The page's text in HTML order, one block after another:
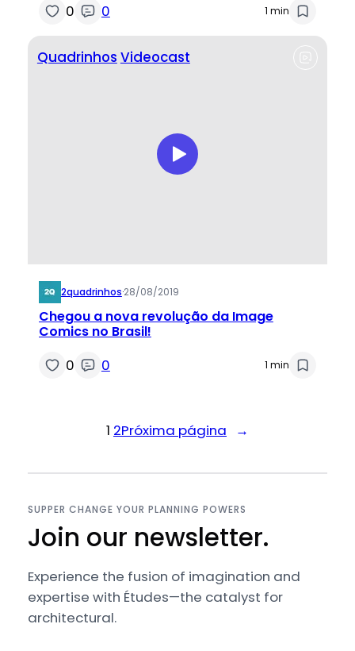
0 0 1 min
Quadrinhos Videocast
2quadrinhos·28/08/2019
Chegou a nova revolução da Image
Comics no Brasil!
0 0 1 min
1 2Próxima página →
SUPPER CHANGE YOUR PLANNING POWERS
Join our newsletter.
Experience the fusion of imagination and
expertise with Études—the catalyst for
architectural.